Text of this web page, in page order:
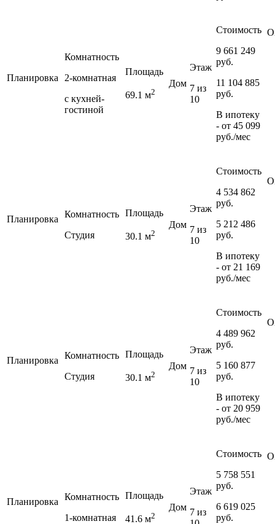
Планировка
Комнатность
2-комнатная
с кухней-
гостиной
Площадь
69.1 м2
Дом
Этаж
7 из
10
Стоимость
9 661 249
руб.
11 104 885
руб.
В ипотеку
- от 45 099
руб./мес
Планировка
Комнатность
Студия
Площадь
30.1 м2
Дом
Этаж
7 из
10
Стоимость
4 534 862
руб.
5 212 486
руб.
В ипотеку
- от 21 169
руб./мес
Планировка
Комнатность
Студия
Площадь
30.1 м2
Дом
Этаж
7 из
10
Стоимость
4 489 962
руб.
5 160 877
руб.
В ипотеку
- от 20 959
руб./мес
Планировка
Комнатность
1-комнатная
Площадь
41.6 м2
Дом
Этаж
7 из
Стоимость
5 758 551
руб.
6 619 025
руб.